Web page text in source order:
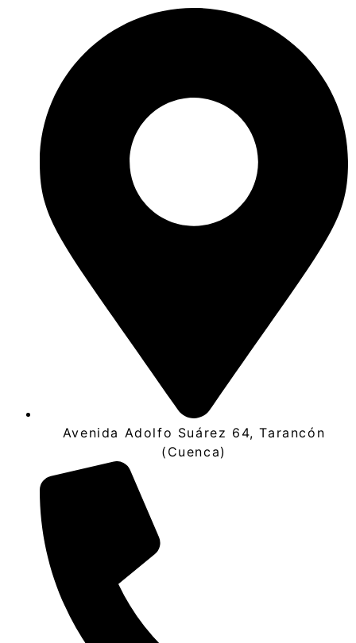
Avenida Adolfo Suárez 64, Tarancón
(Cuenca)